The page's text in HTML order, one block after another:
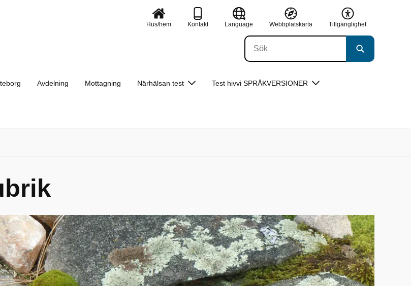
Hus/hem Kontakt Language Webbplatskarta Tillgänglighet
Avdelning Mottagning Närhälsan test Test hivvi SPRÅKVERSIONER